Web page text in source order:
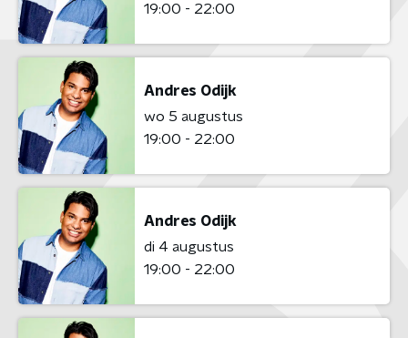
19:00 - 22:00
Andres Odijk
wo 5 augustus
19:00 - 22:00
Andres Odijk
di 4 augustus
19:00 - 22:00